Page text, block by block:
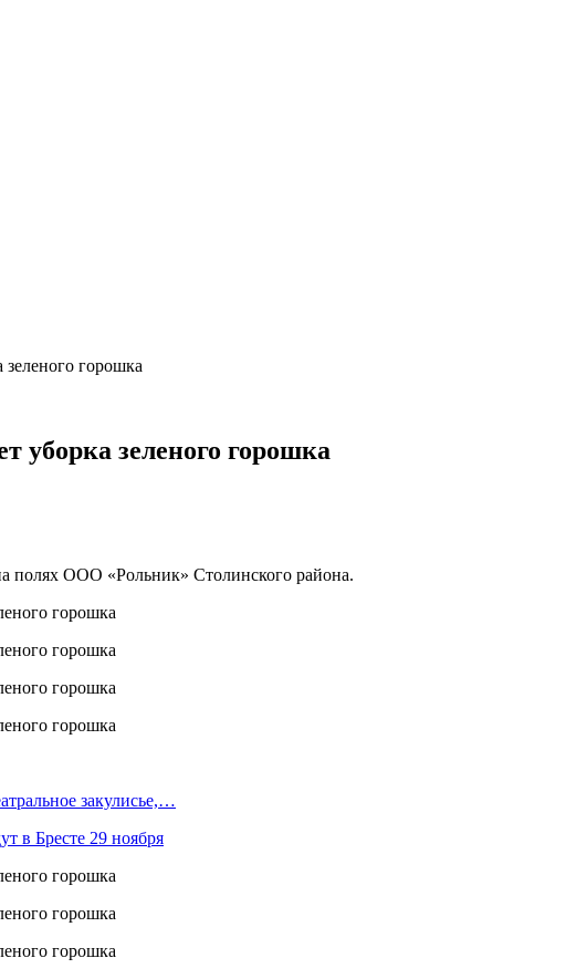
горошка
уборка зеленого горошка
полях ООО «Рольник» Столинского района.
закулисье,…
в Бресте 29 ноября